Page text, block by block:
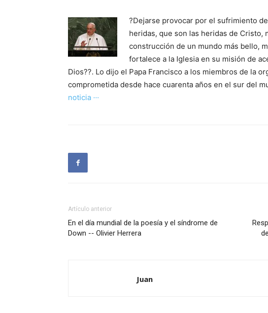
?Dejarse provocar por el sufrimiento
heridas, que son las heridas de Cristo,
construcción de un mundo más bello,
fortalece a la Iglesia en su misión de
Dios??. Lo dijo el Papa Francisco a los miembros de la
comprometida desde hace cuarenta años en el sur del
noticia ···
Artículo anterior
En el día mundial de la poesía y el síndrome de
Down -- Olivier Herrera
Juan